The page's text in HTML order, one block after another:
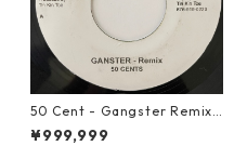
50 Cent - Gangster Remix
【7-20928】
¥999,999